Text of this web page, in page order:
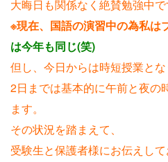
大晦日も関係なく絶賛勉強中で
※現在、国語の演習中の為私
は今年も同じ(笑)
但し、今日からは時短授業とな
2日までは基本的に午前と夜の
ます。
その状況を踏まえて、
受験生と保護者様にお伝えして